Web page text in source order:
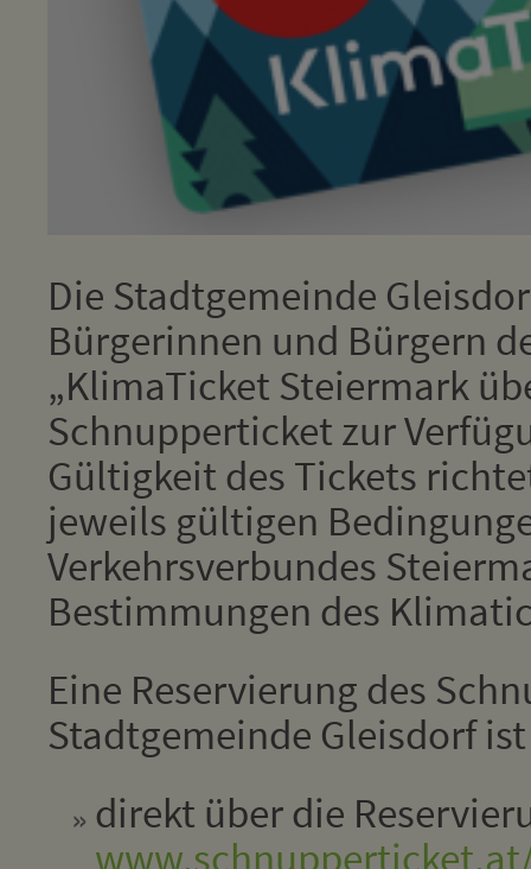
Die Stadtgemeinde
Bürgerinnen und Bürgern
„KlimaTicket Steiermark
Schnupperticket zur
Gültigkeit des Tickets
jeweils gültigen
Verkehrsverbundes
Bestimmungen des
Eine Reservierung des
Stadtgemeinde Gleisdorf
direkt über die